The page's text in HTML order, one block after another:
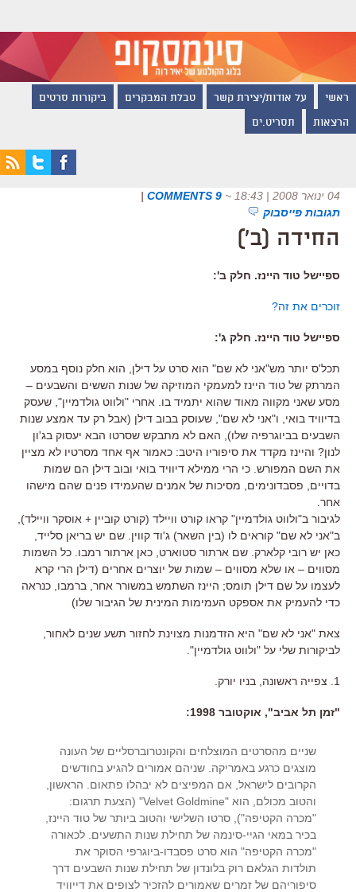
ראשי על אודות/יצירת קשר טבלת המבקרים ביקורות סרטים
הרצאות תסריט.ים
04 ינואר 2008 | 18:43 ~
9 COMMENTS
|
תגובות פייסבוק
החידה (ב')
ספיישל טוד היינז. חלק ב':
זוכרים את זה?
ספיישל טוד היינז. חלק ג':
תכל'ס יותר מש"אני לא שם" הוא סרט על דילן, הוא חלק נוסף במסע
המרתק של טוד היינז למעמקי המוזיקה של שנות הששים והשבעים –
מסע שאני מקווה מאוד שהוא יתמיד בו. אחרי "ולווט גולדמיין", שעסק
בדיוויד בואי, ו"אני לא שם", שעוסק בבוב דילן (אבל רק עד אמצע שנות
השבעים בביוגרפיה שלו), האם לא מתבקש שסרטו הבא יעסוק בג'ון
לנון? והיינז מקדד את סיפוריו היטב: כאמור אף אחד מסרטיו לא מציין
את השם המפורש. כי הרי ממילא דיוויד בואי ובוב דילן הם שמות
בדויים, פסבדונימים, מסיכות של אמנים שהעמידו פנים שהם מישהו
אחר.
לגיבור ב"ולווט גולדמיין" קראו קורט וויילד (קורט קוביין + אוסקר וויילד),
ב"אני לא שם" קוראים לו (בין השאר) ג'וד קווין. שם יש בריאן סלייד,
כאן יש רובי קלארק. שם ארתור סטוארט, כאן ארתור רמבו. כל השמות
מסווים – או שלא מסווים – שמות של יוצרים אחרים (דילן הרי קרא
לעצמו על שם דילן תומס; היינז השתמש במשורר אחר, ברמבו, כנראה
כדי להעמיק את אספקט העמימות המינית של הגיבור שלו)
צאת "אני לא שם" היא הזדמנות מצוינת לחזור תשע שנים לאחור,
לביקורות שלי על "ולווט גולדמיין".
1. צפייה ראשונה, בניו יורק.
"זמן תל אביב", אוקטובר 1998:
שניים מהסרטים המוצלחים והקונטרוברסליים של העונה
מוצגים כרגע באמריקה. שניהם אמורים להגיע בחודשים
הקרובים לישראל, אם המפיצים לא יבהלו פתאום. הראשון,
והטוב מכולם, הוא "Velvet Goldmine" (הצעת תרגום:
"מכרה הקטיפה"), סרטו השלישי והטוב ביותר של טוד היינז,
בכיר במאי הגיי-סינמה של תחילת שנות התשעים. לכאורה
"מכרה הקטיפה" הוא סרט פסבדו-ביוגרפי הסוקר את
תולדות הגלאם רוק בלונדון של תחילת שנות השבעים דרך
סיפוריהם של זמרים שאמורים להזכיר לצופים את דייוויד